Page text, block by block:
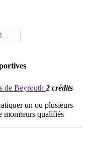
de Beyrouth 2 crédits
un ou plusieurs
moniteurs qualifiés